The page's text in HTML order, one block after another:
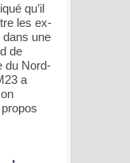
qu’il
les ex-
dans une
de
du Nord-
a